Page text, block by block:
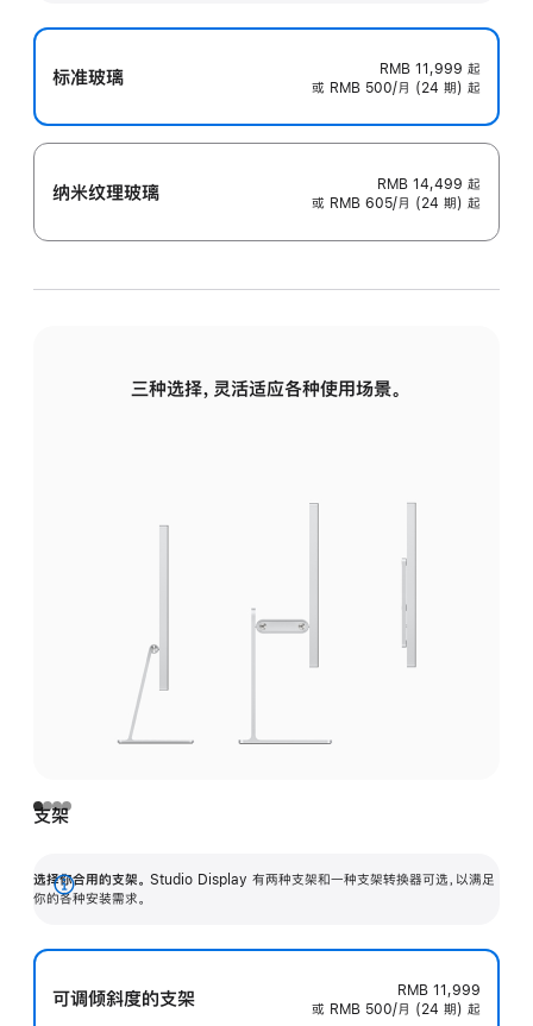
标准玻璃 RMB 11,999 起
或 RMB 500/月 (24 期) 起
纳米纹理玻璃 RMB 14,499 起
或 RMB 605/月 (24 期) 起
三种选择，灵活适应各种使用场景。
支架
选择你合用的支架。 Studio Display 有两种支架和一种支架转换器可选，以满足
你的各种安装需求。
展
可调倾斜度的支架
RMB 11,999
或 RMB 500/月 (24 期) 起